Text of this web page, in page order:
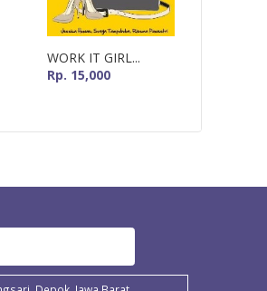
WORK IT GIRL...
Rp. 15,000